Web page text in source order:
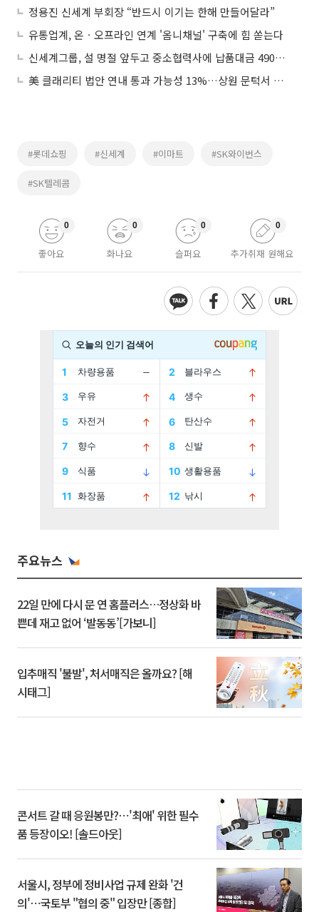
정용진 신세계 부회장 “반드시 이기는 한해 만들어달라”
유통업계, 온ㆍ오프라인 연계 '옴니채널' 구축에 힘 쏟는다
신세계그룹, 설 명절 앞두고 중소협력사에 납품대금 4900억 조기 지급
美 클래리티 법안 연내 통과 가능성 13%…상원 문턱서 제동
#롯데쇼핑 #신세계 #이마트 #SK와이번스
#SK텔레콤
좋아요
0
화나요
0
슬퍼요
0
추가취재 원해요
0
주요뉴스
22일 만에 다시 문 연 홈플러스…정상화 바
쁜데 재고 없어 ‘발동동’[가보니]
입추매직 '불발', 처서매직은 올까요? [해
시태그]
콘서트 갈 때 응원봉만?⋯'최애' 위한 필수
품 등장이오! [솔드아웃]
서울시, 정부에 정비사업 규제 완화 '건
의'⋯국토부 "협의 중" 입장만 [종합]